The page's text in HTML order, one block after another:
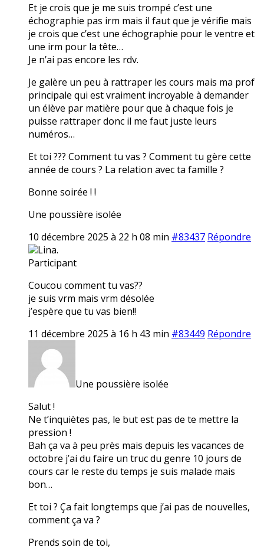
Et je crois que je me suis trompé c’est une
échographie pas irm mais il faut que je vérifie mais
je crois que c’est une échographie pour le ventre et
une irm pour la tête…
Je n’ai pas encore les rdv.
Je galère un peu à rattraper les cours mais ma prof
principale qui est vraiment incroyable à demander
un élève par matière pour que à chaque fois je
puisse rattraper donc il me faut juste leurs
numéros…
Et toi ??? Comment tu vas ? Comment tu gère cette
année de cours ? La relation avec ta famille ?
Bonne soirée ! !
Une poussière isolée
10 décembre 2025 à 22 h 08 min #83437 Répondre
Lina.
Participant
Coucou comment tu vas??
je suis vrm mais vrm désolée
j’espère que tu vas bien!!
11 décembre 2025 à 16 h 43 min #83449 Répondre
Une poussière isolée
Salut !
Ne t’inquiètes pas, le but est pas de te mettre la
pression !
Bah ça va à peu près mais depuis les vacances de
octobre j’ai du faire un truc du genre 10 jours de
cours car le reste du temps je suis malade mais
bon…
Et toi ? Ça fait longtemps que j’ai pas de nouvelles,
comment ça va ?
Prends soin de toi,